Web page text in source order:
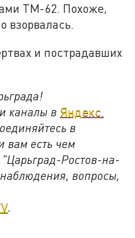
ТМ-62. Похоже,
взорвалась.
и пострадавших
каналы в Яндекс.
в
вам есть чем
Ростов-на-
вопросы,
.